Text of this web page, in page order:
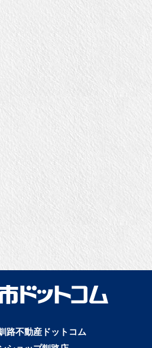
不動産ドットコム